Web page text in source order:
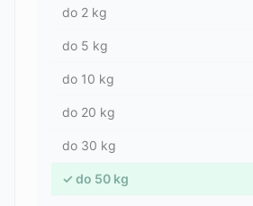
do 2 kg
do 5 kg
do 10 kg
do 20 kg
do 30 kg
✓ do 50 kg